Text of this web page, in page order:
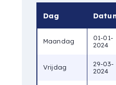
Dag
Maandag
01-01-
2024
Vrijdag
29-03-
2024